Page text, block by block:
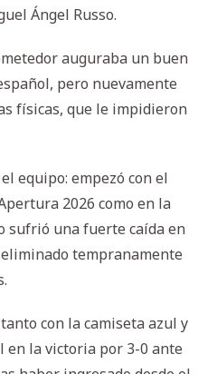
Ángel Russo.
auguraba un buen
pero nuevamente
físicas, que le impidieron
equipo: empezó con el
2026 como en la
sufrió una fuerte caída en
tempranamente
con la camiseta azul y
en la victoria por 3-0 ante